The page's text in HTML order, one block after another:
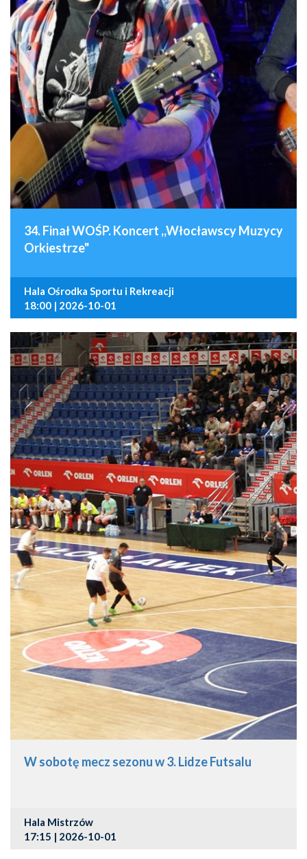
34. Finał WOŚP. Koncert ,,Włocławscy Muzycy
Orkiestrze"
Hala Ośrodka Sportu i Rekreacji
18:00 | 2026-10-01
W sobotę mecz sezonu w 3. Lidze Futsalu
Hala Mistrzów
17:15 | 2026-10-01